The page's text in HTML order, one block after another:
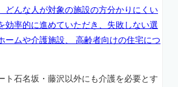
どんな人が対象の施設の方分かりにくい
効率的に進めていただき、失敗しない選
ームや介護施設、 高齢者向けの住宅につ
ト石名坂・藤沢以外にも介護を必要とす